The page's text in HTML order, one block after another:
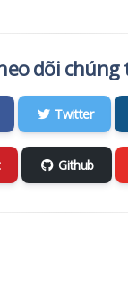
dõi chúng
Twitter
Github